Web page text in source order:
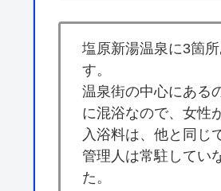
塩原新湯温泉に3箇
す。
温泉街の中心にある
に混浴なので、女性
入浴料は、他と同じ
管理人は常駐してい
た。